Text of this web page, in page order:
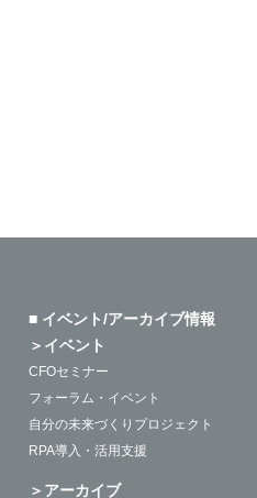
■ イベント/アーカイブ情報
＞イベント
CFOセミナー
フォーラム・イベント
自分の未来づくりプロジェクト
RPA導入・活用支援
＞アーカイブ